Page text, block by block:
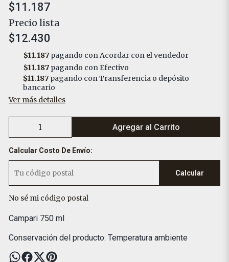
$11.187
Precio lista
$12.430
$11.187pagando con Acordar con el vendedor
$11.187pagando con Efectivo
$11.187 pagando con Transferencia o depósito
bancario
Ver más detalles
Agregar al Carrito
Calcular Costo De Envío:
Calcular
No sé mi código postal
Campari 750 ml
Conservación del producto: Temperatura ambiente